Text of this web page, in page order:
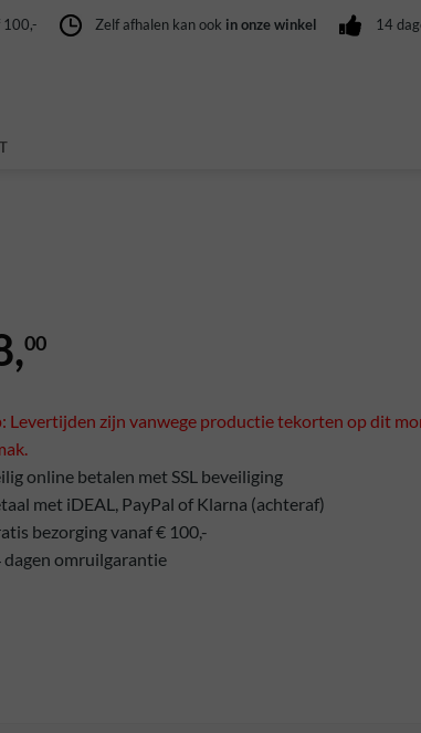
100,- Zelf afhalen kan ook in onze winkel 14
00
Levertijden zijn vanwege productie tekorten op dit
online betalen met SSL beveiliging
met iDEAL, PayPal of Klarna (achteraf)
bezorging vanaf € 100,-
dagen omruilgarantie